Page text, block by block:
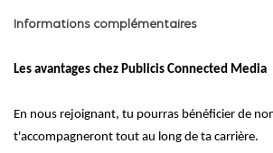
Informations complémentaires
Les avantages chez Publicis Connected Media
En nous rejoignant, tu pourras bénéficier de
t'accompagneront tout au long de ta carrière.